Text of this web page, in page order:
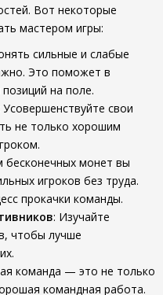
Вот некоторые
мастером игры:
сильные и слабые
Это поможет в
на поле.
Усовершенствуйте свои
не только хорошим
бесконечных монет вы
игроков без труда.
прокачки команды.
: Изучайте
чтобы лучше
команда — это не только
командная работа.